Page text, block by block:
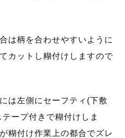
は柄を合わせやすいように
カットし糊付けしますので
は左側にセーフティ(下敷
ープ付きで糊付けしま
糊付け作業上の都合でズレ